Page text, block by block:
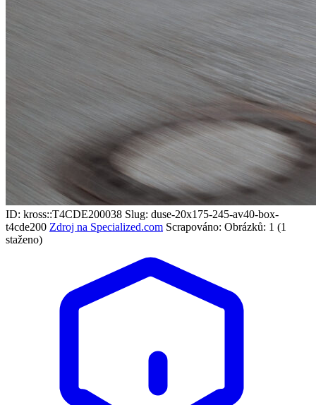
ID: kross::T4CDE200038 Slug: duse-20x175-245-av40-box-
t4cde200 Zdroj na Specialized.com Scrapováno: Obrázků: 1 (1
staženo)